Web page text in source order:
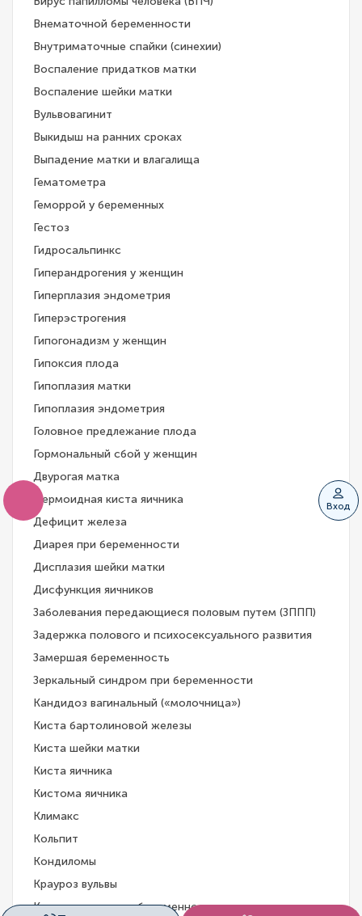
Вход
Внематочной беременности
Внутриматочные спайки (синехии)
Воспаление придатков матки
Воспаление шейки матки
Вульвовагинит
Выкидыш на ранних сроках
Выпадение матки и влагалища
Гематометра
Геморрой у беременных
Гестоз
Гидросальпинкс
Гиперандрогения у женщин
Гиперплазия эндометрия
Гиперэстрогения
Гипогонадизм у женщин
Гипоксия плода
Гипоплазия матки
Гипоплазия эндометрия
Головное предлежание плода
Гормональный сбой у женщин
Двурогая матка
Дермоидная киста яичника
Дефицит железа
Диарея при беременности
Дисплазия шейки матки
Дисфункция яичников
Заболевания передающиеся половым путем (ЗППП)
Задержка полового и психосексуального развития
Замершая беременность
Зеркальный синдром при беременности
Кандидоз вагинальный («молочница»)
Киста бартолиновой железы
Киста шейки матки
Киста яичника
Кистома яичника
Климакс
Кольпит
Кондиломы
Крауроз вульвы
Кровотечение при беременности